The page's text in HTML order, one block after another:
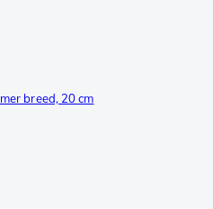
breed, 20 cm